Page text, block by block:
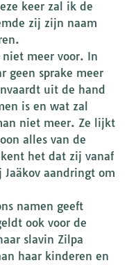
keer zal ik de
zij zijn naam
niet meer voor. In
geen sprake meer
uit de hand
is en wat zal
niet meer. Ze lijkt
alles van de
het dat zij vanaf
aandringt om
namen geeft
ook voor de
slavin Zilpa
haar kinderen en